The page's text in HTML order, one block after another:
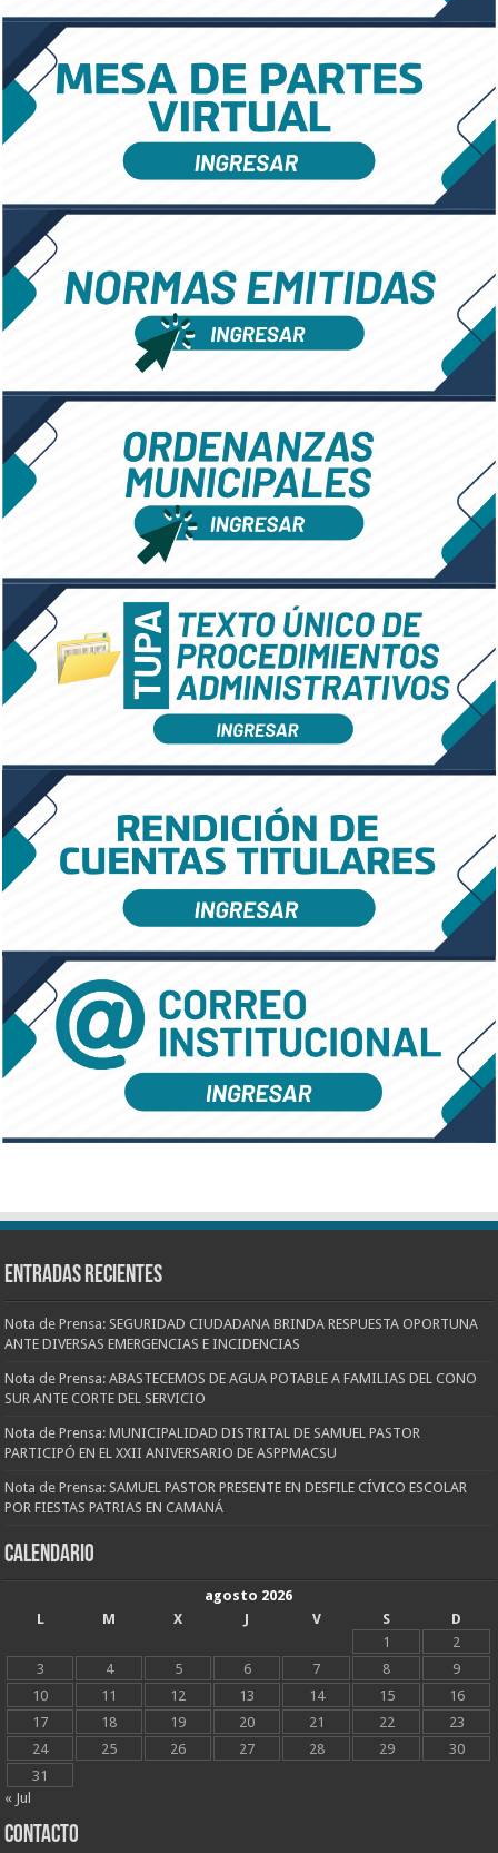
Entradas recientes
Nota de Prensa: SEGURIDAD CIUDADANA BRINDA RESPUESTA OPORTUNA
ANTE DIVERSAS EMERGENCIAS E INCIDENCIAS
Nota de Prensa: ABASTECEMOS DE AGUA POTABLE A FAMILIAS DEL CONO
SUR ANTE CORTE DEL SERVICIO
Nota de Prensa: MUNICIPALIDAD DISTRITAL DE SAMUEL PASTOR
PARTICIPÓ EN EL XXII ANIVERSARIO DE ASPPMACSU
Nota de Prensa: SAMUEL PASTOR PRESENTE EN DESFILE CÍVICO ESCOLAR
POR FIESTAS PATRIAS EN CAMANÁ
CALENDARIO
agosto 2026
L
M X J V S
D
1
2
3
4 5 6 7 8
9
10
11 12 13 14 15
16
17
18 19 20 21 22
23
24
25 26 27 28 29
30
31
« Jul
CONTACTO